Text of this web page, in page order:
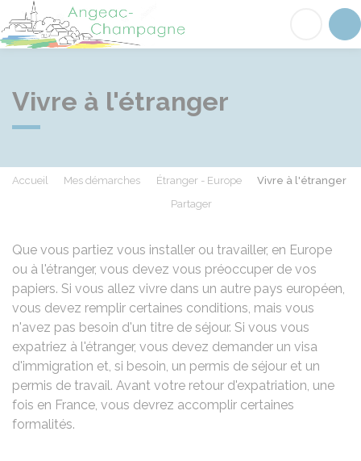
Angeac-Champagne
Vivre à l'étranger
Accueil Mes démarches Étranger - Europe
Vivre à l'étranger
Partager
Que vous partiez vous installer ou travailler, en Europe
ou à l'étranger, vous devez vous préoccuper de vos
papiers. Si vous allez vivre dans un autre pays européen,
vous devez remplir certaines conditions, mais vous
n'avez pas besoin d'un titre de séjour. Si vous vous
expatriez à l'étranger, vous devez demander un visa
d'immigration et, si besoin, un permis de séjour et un
permis de travail. Avant votre retour d'expatriation, une
fois en France, vous devrez accomplir certaines
formalités.